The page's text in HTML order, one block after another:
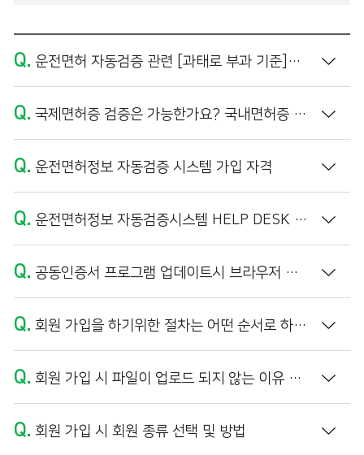
Q. 운전면허 자동검증 관련 [과태로 부과 기준]은 어떻게 되나요?
Q. 국제면허증 검증은 가능한가요? 국내면허증 외국인 이름의 정보 불일치가 나타납니다.
Q. 운전면허정보 자동검증 시스템 가입 자격
Q. 운전면허정보 자동검증시스템 HELP DESK 운영 시간
Q. 공동인증서 프로그램 업데이트시 브라우저 캐시 삭제 방법
Q. 회원 가입을 하기위한 절차는 어떤 순서로 하나요?
Q. 회원 가입 시 파일이 업로드 되지 않는 이유 및 해결방법 (PDF 파일 만들기)
Q. 회원 가입 시 회원 종류 선택 및 방법